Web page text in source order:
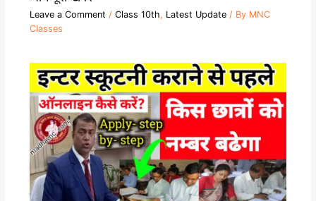
Leave a Comment / Class 10th, Latest Update/ By MNC
Classes